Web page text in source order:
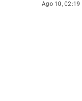
Ago 10, 02:19